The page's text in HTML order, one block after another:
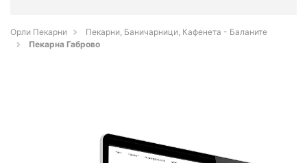
Орли Пекарни
Пекарни, Баничарници, Кафенета - Баланите
Пекарна Габрово